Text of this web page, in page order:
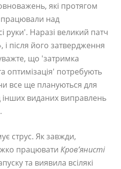
які протягом
працювали над
руки'. Наразі великий патч
і після його затвердження
що 'затримка
оптимізація' потребують
все ще плануються для
інших виданих виправлень
струс. Як завжди,
працювати Кров’янисті
та виявила всілякі